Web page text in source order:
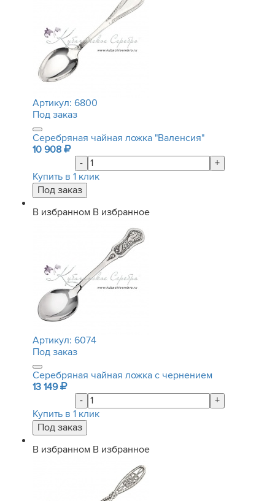
Артикул: 6800
Под заказ
Серебряная чайная ложка "Валенсия"
10 908
-
+
Купить в 1 клик
В избранном В избранное
Артикул: 6074
Под заказ
Серебряная чайная ложка с чернением
13 149
-
+
Купить в 1 клик
В избранном В избранное